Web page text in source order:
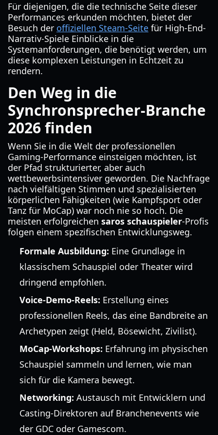
Für diejenigen, die die technische Seite dieser
Performances erkunden möchten, bietet der
Besuch der offiziellen Steam-Seite für High-End-
Narrativ-Spiele Einblicke in die
Systemanforderungen, die benötigt werden, um
diese komplexen Leistungen in Echtzeit zu
rendern.
Den Weg in die
Synchronsprecher-Branche
2026 finden
Wenn Sie in die Welt der professionellen
Gaming-Performance einsteigen möchten, ist
der Pfad strukturierter, aber auch
wettbewerbsintensiver geworden. Die Nachfrage
nach vielfältigen Stimmen und spezialisierten
körperlichen Fähigkeiten (wie Kampfsport oder
Tanz für MoCap) war noch nie so hoch. Die
meisten erfolgreichen saros schauspieler-Profis
folgen einem spezifischen Entwicklungsweg.
Formale Ausbildung: Eine Grundlage in
klassischem Schauspiel oder Theater wird
dringend empfohlen.
Voice-Demo-Reels: Erstellung eines
professionellen Reels, das eine Bandbreite an
Archetypen zeigt (Held, Bösewicht, Zivilist).
MoCap-Workshops: Erfahrung im physischen
Schauspiel sammeln und lernen, wie man
sich für die Kamera bewegt.
Networking: Austausch mit Entwicklern und
Casting-Direktoren auf Branchenevents wie
der GDC oder Gamescom.